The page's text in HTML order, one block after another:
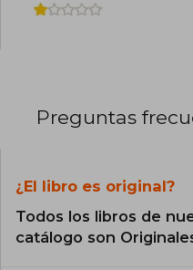
Preguntas
¿El libro es original?
Todos los libros de
catálogo son